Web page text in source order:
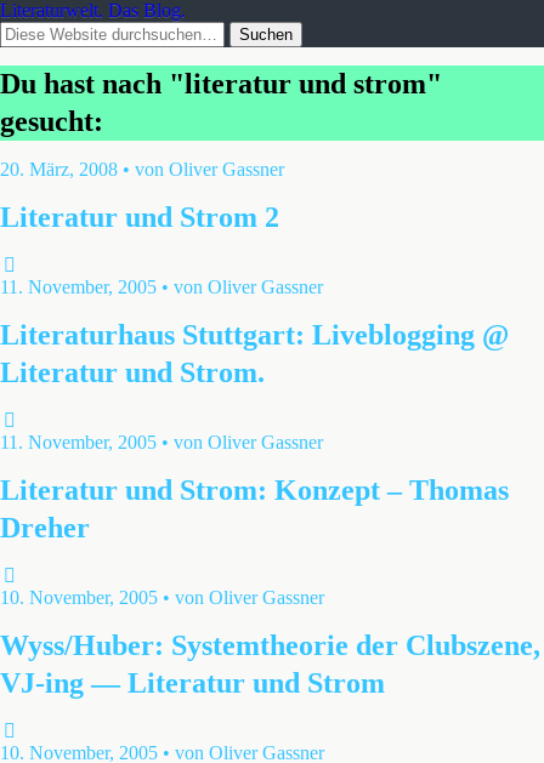
Literaturwelt. Das Blog.
Du hast nach "literatur und strom"
gesucht:
20. März, 2008 • von Oliver Gassner
Literatur und Strom 2
11. November, 2005 • von Oliver Gassner
Literaturhaus Stuttgart: Liveblogging @
Literatur und Strom.
11. November, 2005 • von Oliver Gassner
Literatur und Strom: Konzept – Thomas
Dreher
10. November, 2005 • von Oliver Gassner
Wyss/Huber: Systemtheorie der Clubszene,
VJ-ing — Literatur und Strom
10. November, 2005 • von Oliver Gassner